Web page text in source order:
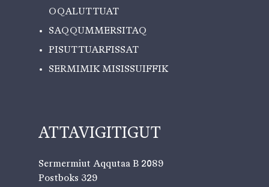
OQALUTTUAT
SAQQUMMERSITAQ
PISUTTUARFISSAT
SERMIMIK MISISSUIFFIK
ATTAVIGITIGUT
Sermermiut Aqqutaa B 2089
Postboks 329